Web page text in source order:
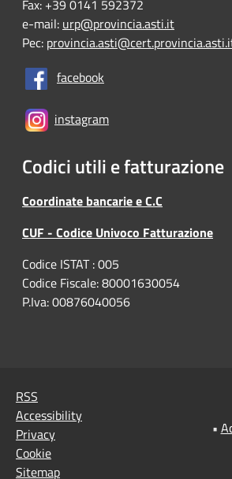
Fax: +39 0141 592372
e-mail: urp@provincia.asti.it
Pec:
facebook
instagram
Codici utili e fatturazione
Coordinate bancarie e C.C
CUF - Codice Univoco Fatturazione
Codice ISTAT : 005
Codice Fiscale: 80001630054
P.Iva: 00876040056
RSS
Accessibility
Privacy
Cookie
Sitemap
•